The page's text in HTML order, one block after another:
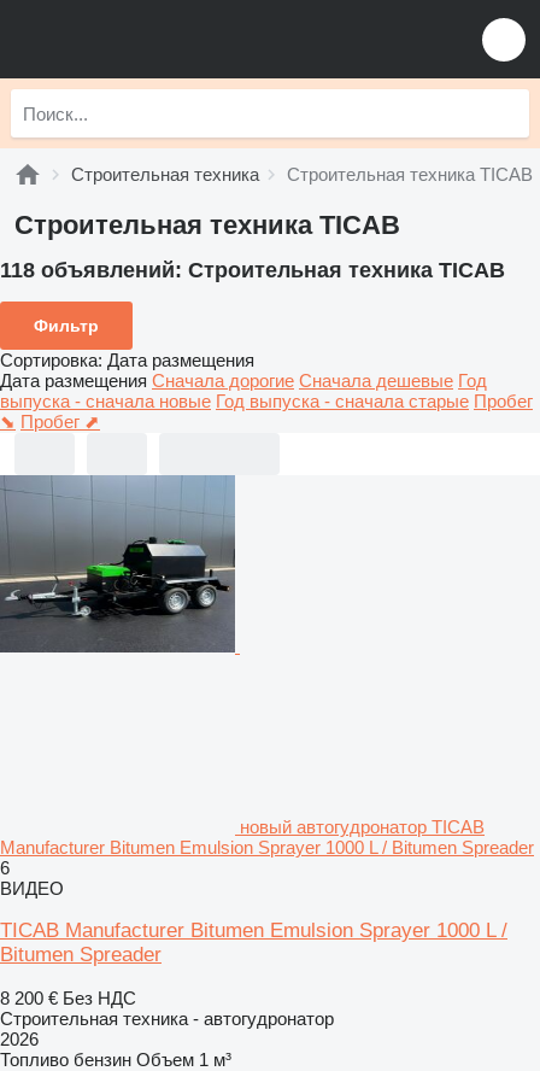
Строительная техника Строительная техника TICAB
Строительная техника TICAB
118 объявлений: Строительная техника TICAB
Фильтр
Сортировка: Дата размещения
Дата размещения Сначала дорогие Сначала дешевые Год
выпуска - сначала новые Год выпуска - сначала старые Пробег
⬊ Пробег ⬈
новый автогудронатор TICAB
Manufacturer Bitumen Emulsion Sprayer 1000 L / Bitumen Spreader
6
ВИДЕО
TICAB Manufacturer Bitumen Emulsion Sprayer 1000 L /
Bitumen Spreader
8 200 € Без НДС
Строительная техника - автогудронатор
2026
Топливо бензин Объем 1 м³